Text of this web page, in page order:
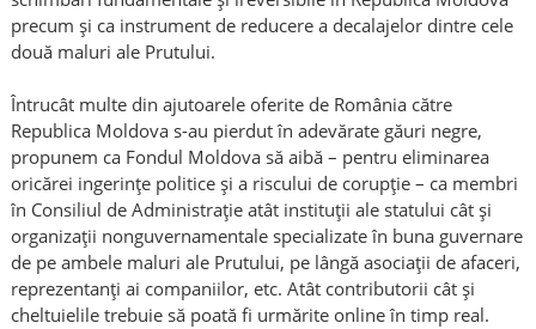
precum și ca instrument de reducere a decalajelor dintre cele
două maluri ale Prutului.
Întrucât multe din ajutoarele oferite de România către
Republica Moldova s-au pierdut în adevărate găuri negre,
propunem ca Fondul Moldova să aibă – pentru eliminarea
oricărei ingerințe politice și a riscului de corupție – ca membri
în Consiliul de Administrație atât instituții ale statului cât și
organizații nonguvernamentale specializate în buna guvernare
de pe ambele maluri ale Prutului, pe lângă asociații de afaceri,
reprezentanți ai companiilor, etc. Atât contributorii cât și
cheltuielile trebuie să poată fi urmărite online în timp real.